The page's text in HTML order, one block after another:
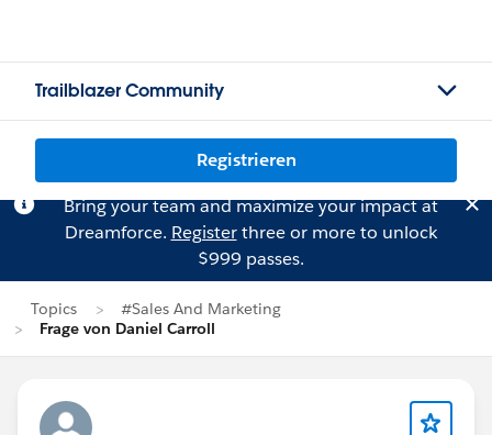
Trailblazer Community
Registrieren
Bring your team and maximize your impact at
Dreamforce. Registerthree or more to unlock
$999 passes.
Topics
#Sales And Marketing
Frage von Daniel Carroll